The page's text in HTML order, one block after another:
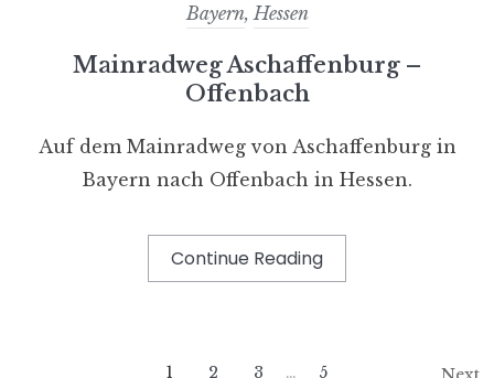
Bayern, Hessen
Mainradweg Aschaffenburg –
Offenbach
Auf dem Mainradweg von Aschaffenburg in
Bayern nach Offenbach in Hessen.
Continue Reading
1 2 3 … 5